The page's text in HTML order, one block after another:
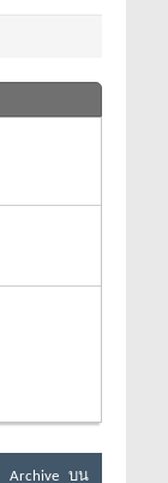
Archive บน